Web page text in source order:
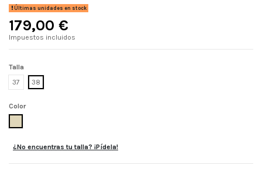
Últimas unidades en stock
179,00 €
Impuestos incluidos
Talla
37
38
Color
¿No encuentras tu talla? ¡Pídela!